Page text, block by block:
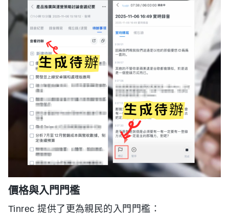
價格與入門門檻
Tinrec 提供了更為親民的入門門檻：